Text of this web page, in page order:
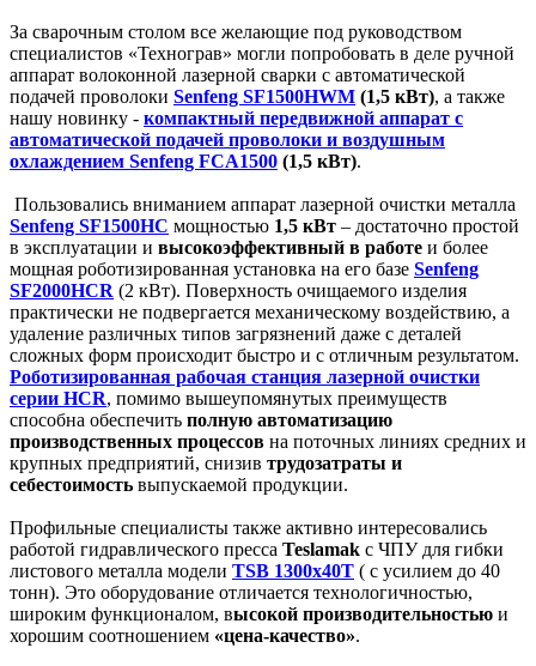
За сварочным столом все желающие под руководством
специалистов «Технограв» могли попробовать в деле ручной
аппарат волоконной лазерной сварки с автоматической
подачей проволоки Senfeng SF1500HWM (1,5 кВт), а также
нашу новинку - компактный передвижной аппарат с
автоматической подачей проволоки и воздушным
охлаждением Senfeng FCA1500 (1,5 кВт).
Пользовались вниманием аппарат лазерной очистки металла
Senfeng SF1500HC мощностью 1,5 кВт – достаточно простой
в эксплуатации и высокоэффективный в работе и более
мощная роботизированная установка на его базе Senfeng
SF2000HCR (2 кВт). Поверхность очищаемого изделия
практически не подвергается механическому воздействию, а
удаление различных типов загрязнений даже с деталей
сложных форм происходит быстро и с отличным результатом.
Роботизированная рабочая станция лазерной очистки
серии HCR, помимо вышеупомянутых преимуществ
способна обеспечить полную автоматизацию
производственных процессов на поточных линиях средних и
крупных предприятий, снизив трудозатраты и
себестоимость выпускаемой продукции.
Профильные специалисты также активно интересовались
работой гидравлического пресса Teslamak с ЧПУ для гибки
листового металла модели TSB 1300x40T ( с усилием до 40
тонн). Это оборудование отличается технологичностью,
широким функционалом, высокой производительностью и
хорошим соотношением «цена-качество».